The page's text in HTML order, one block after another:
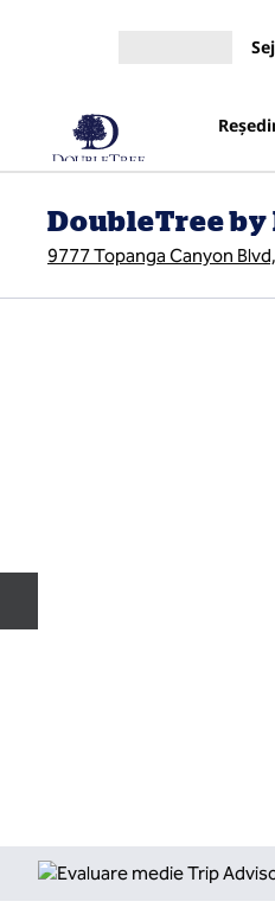
DoubleTree
9777 Topanga Canyon